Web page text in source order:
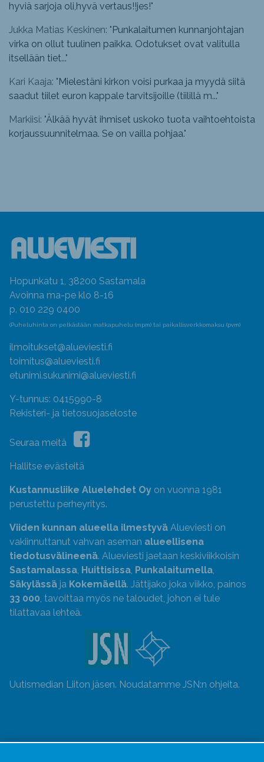
hyviä sarjoja oli,hyvä vertaus!!jes!"
Jukka Matias Keskinen: " Punkalaitumen kunnanjohtajan
virka on ollut tuulinen paikka. Odotukset ovat valitulla
itsellään tiet..."
Kari Kaaja: " Mielestäni kirkon voisi purkaa ja myydä siitä
saadut tiilet euron kappale tarvitsijoille (tiilillä m..."
Markiisi: "Älkää hyvät ihmiset uskoko tuota vaihtoehtoista
korjaussuunnitelmaa. Se on vailla pohjaa."
Hopunkatu 1, 38200 Sastamala
Avoinna ma-pe klo 8-16
p. 010 229 0400
(Puheluhinta on pelkästään matkapuhelu (mpm) tai paikallisverkkomaksu (pvm)
ilmoitukset@alueviesti.fi
toimitus@alueviesti.fi
etunimi.sukunimi@alueviesti.fi
Y-tunnus: 0415990-8
Rekisteri- ja tietosuojaseloste
Seuraa meitä
Hallitse evästeitä
Kustannusliike Aluelehdet Oy on vuonna 1981
perustettu perheyritys.
Viiden kunnan alueella ilmestyvä Alueviesti on
vakiinnuttanut vahvan aseman alueellisena
tiedotusvälineenä. Alueviesti jaetaan keskiviikkoisin
Sastamalassa, Huittisissa, Punkalaitumella,
Säkylässä ja Kokemäellä. Jättijako joka viikko, painos
33 000, tavoittaa myös ne taloudet, johon ei tule
tilattavaa lehteä.
Uutismedian Liiton jäsen. Noudatamme JSN:n ohjeita.